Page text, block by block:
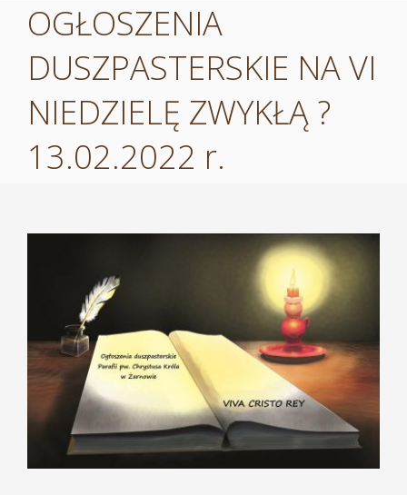
OGŁOSZENIA
DUSZPASTERSKIE NA VI
NIEDZIELĘ ZWYKŁĄ ?
13.02.2022 r.